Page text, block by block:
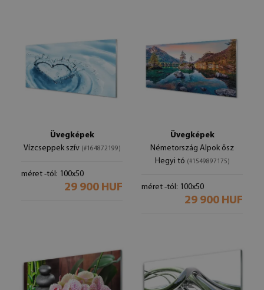
Üvegképek
Vízcseppek szív (#164872199)
méret -tól: 100x50
29 900 HUF
Üvegképek
Németország Alpok ősz
Hegyi tó (#1549897175)
méret -tól: 100x50
29 900 HUF